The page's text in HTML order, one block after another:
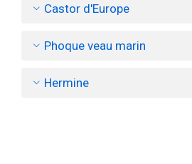
Castor d'Europe
Phoque veau marin
Hermine